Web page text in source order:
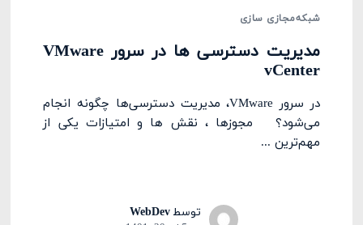
شبکهمجازی سازی
مدیریت دسترسی‌ ها در سرور VMware
vCenter
در سرور VMware، مدیریت دسترسی‌ها چگونه انجام
می‌شود؟ مجوزها ، نقش ها و امتیازات یکی از
مهم‌ترین ...
توسطWebDev